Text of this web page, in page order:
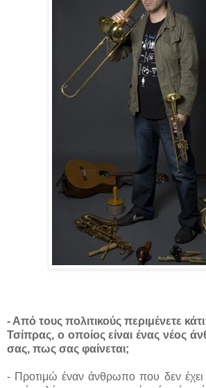
- Από τους πολιτικούς περιμένετε
Τσίπρας, ο οποίος είναι ένας νέος
σας, πως σας φαίνεται;
- Προτιμώ έναν άνθρωπο που δεν έχει